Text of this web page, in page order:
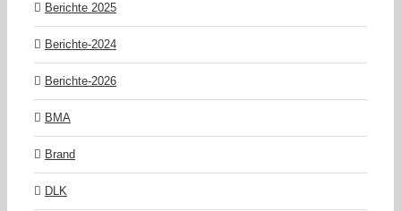
Berichte 2025
Berichte-2024
Berichte-2026
BMA
Brand
DLK